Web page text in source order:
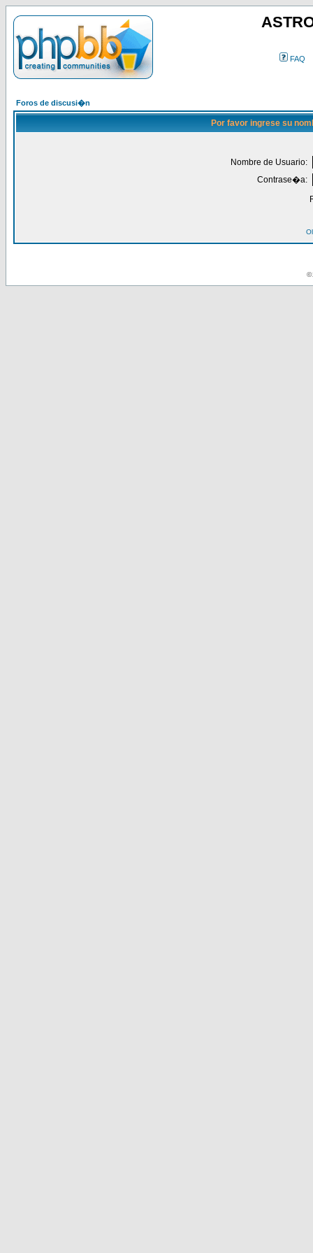
FAQ
Foros de discusi�n
Por favor ingrese su
Nombre de Usuario:
Contrase�a:
©